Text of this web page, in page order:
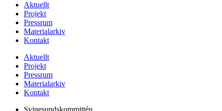
Aktuellt
Projekt
Pressrum
Materialarkiv
Kontakt
Aktuellt
Projekt
Pressrum
Materialarkiv
Kontakt
Svinesundskommittén